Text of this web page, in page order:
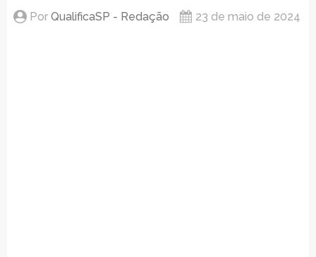
Por QualificaSP - Redação 23 de maio de 2024